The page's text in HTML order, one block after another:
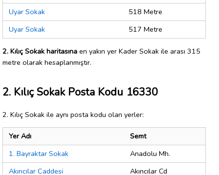
Uyar Sokak
518 Metre
Uyar Sokak
517 Metre
2. Kılıç Sokak haritasına en yakın yer Kader Sokak ile arası 315
metre olarak hesaplanmıştır.
2. Kılıç Sokak Posta Kodu 16330
2. Kılıç Sokak ile aynı posta kodu olan yerler:
Yer Adı
Semt
1. Bayraktar Sokak
Anadolu Mh.
Akıncılar Caddesi
Akıncılar Cd